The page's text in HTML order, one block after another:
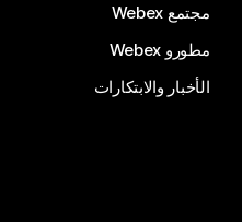
مجتمع Webex
مطورو Webex
الأخبار والابتكارات